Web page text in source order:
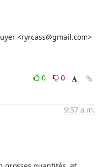
<ryrcass@gmail.com>
0
0
9:57 a.m.